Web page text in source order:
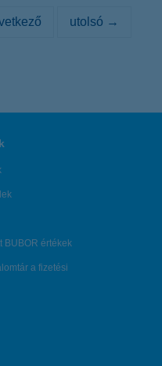
utolsó →
BUBOR értékek
a fizetési